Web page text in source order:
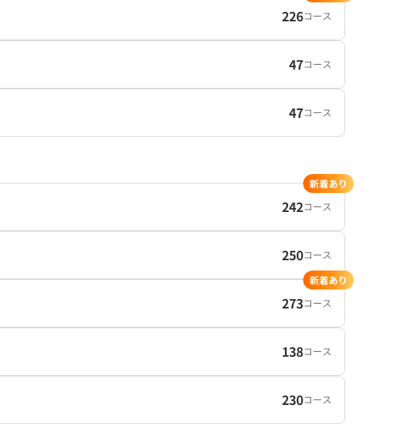
226コース
47コース
47コース
242コース
新着あり
250コース
273コース
新着あり
138コース
230コース